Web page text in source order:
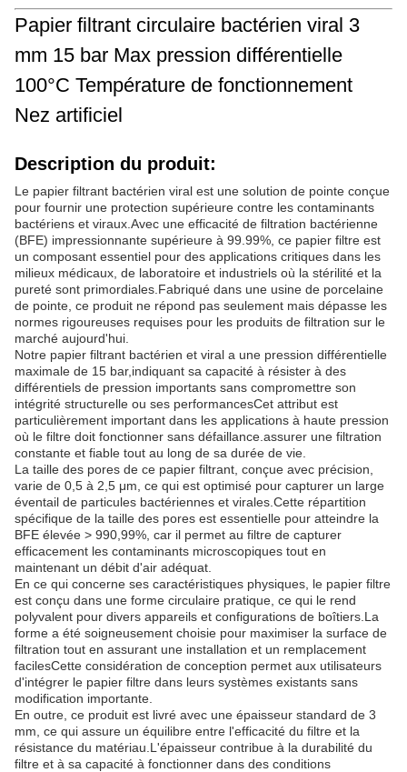
Papier filtrant circulaire bactérien viral 3
mm 15 bar Max pression différentielle
100°C Température de fonctionnement
Nez artificiel
Description du produit:
Le papier filtrant bactérien viral est une solution de pointe conçue
pour fournir une protection supérieure contre les contaminants
bactériens et viraux.Avec une efficacité de filtration bactérienne
(BFE) impressionnante supérieure à 99.99%, ce papier filtre est
un composant essentiel pour des applications critiques dans les
milieux médicaux, de laboratoire et industriels où la stérilité et la
pureté sont primordiales.Fabriqué dans une usine de porcelaine
de pointe, ce produit ne répond pas seulement mais dépasse les
normes rigoureuses requises pour les produits de filtration sur le
marché aujourd'hui.
Notre papier filtrant bactérien et viral a une pression différentielle
maximale de 15 bar,indiquant sa capacité à résister à des
différentiels de pression importants sans compromettre son
intégrité structurelle ou ses performancesCet attribut est
particulièrement important dans les applications à haute pression
où le filtre doit fonctionner sans défaillance.assurer une filtration
constante et fiable tout au long de sa durée de vie.
La taille des pores de ce papier filtrant, conçue avec précision,
varie de 0,5 à 2,5 μm, ce qui est optimisé pour capturer un large
éventail de particules bactériennes et virales.Cette répartition
spécifique de la taille des pores est essentielle pour atteindre la
BFE élevée > 990,99%, car il permet au filtre de capturer
efficacement les contaminants microscopiques tout en
maintenant un débit d'air adéquat.
En ce qui concerne ses caractéristiques physiques, le papier filtre
est conçu dans une forme circulaire pratique, ce qui le rend
polyvalent pour divers appareils et configurations de boîtiers.La
forme a été soigneusement choisie pour maximiser la surface de
filtration tout en assurant une installation et un remplacement
facilesCette considération de conception permet aux utilisateurs
d'intégrer le papier filtre dans leurs systèmes existants sans
modification importante.
En outre, ce produit est livré avec une épaisseur standard de 3
mm, ce qui assure un équilibre entre l'efficacité du filtre et la
résistance du matériau.L'épaisseur contribue à la durabilité du
filtre et à sa capacité à fonctionner dans des conditions